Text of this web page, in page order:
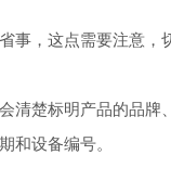
事，这点需要注意，
清楚标明产品的品牌
设备编号。